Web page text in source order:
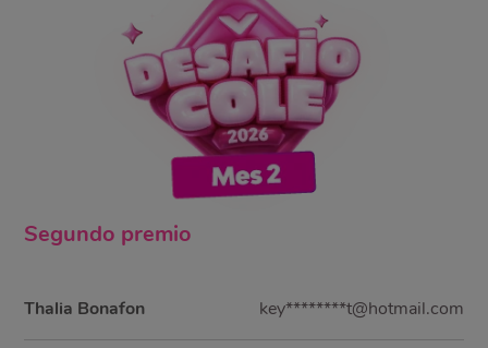
Segundo premio
Thalia Bonafon key********t@hotmail.com